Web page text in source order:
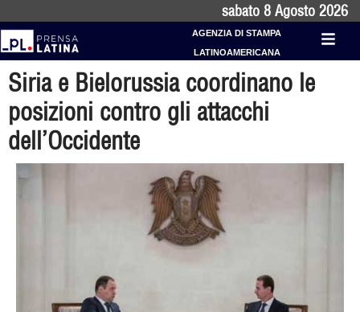
sabato 8 Agosto 2026
AGENZIA DI STAMPA
LATINOAMERICANA
Siria e Bielorussia coordinano le
posizioni contro gli attacchi
dell’Occidente